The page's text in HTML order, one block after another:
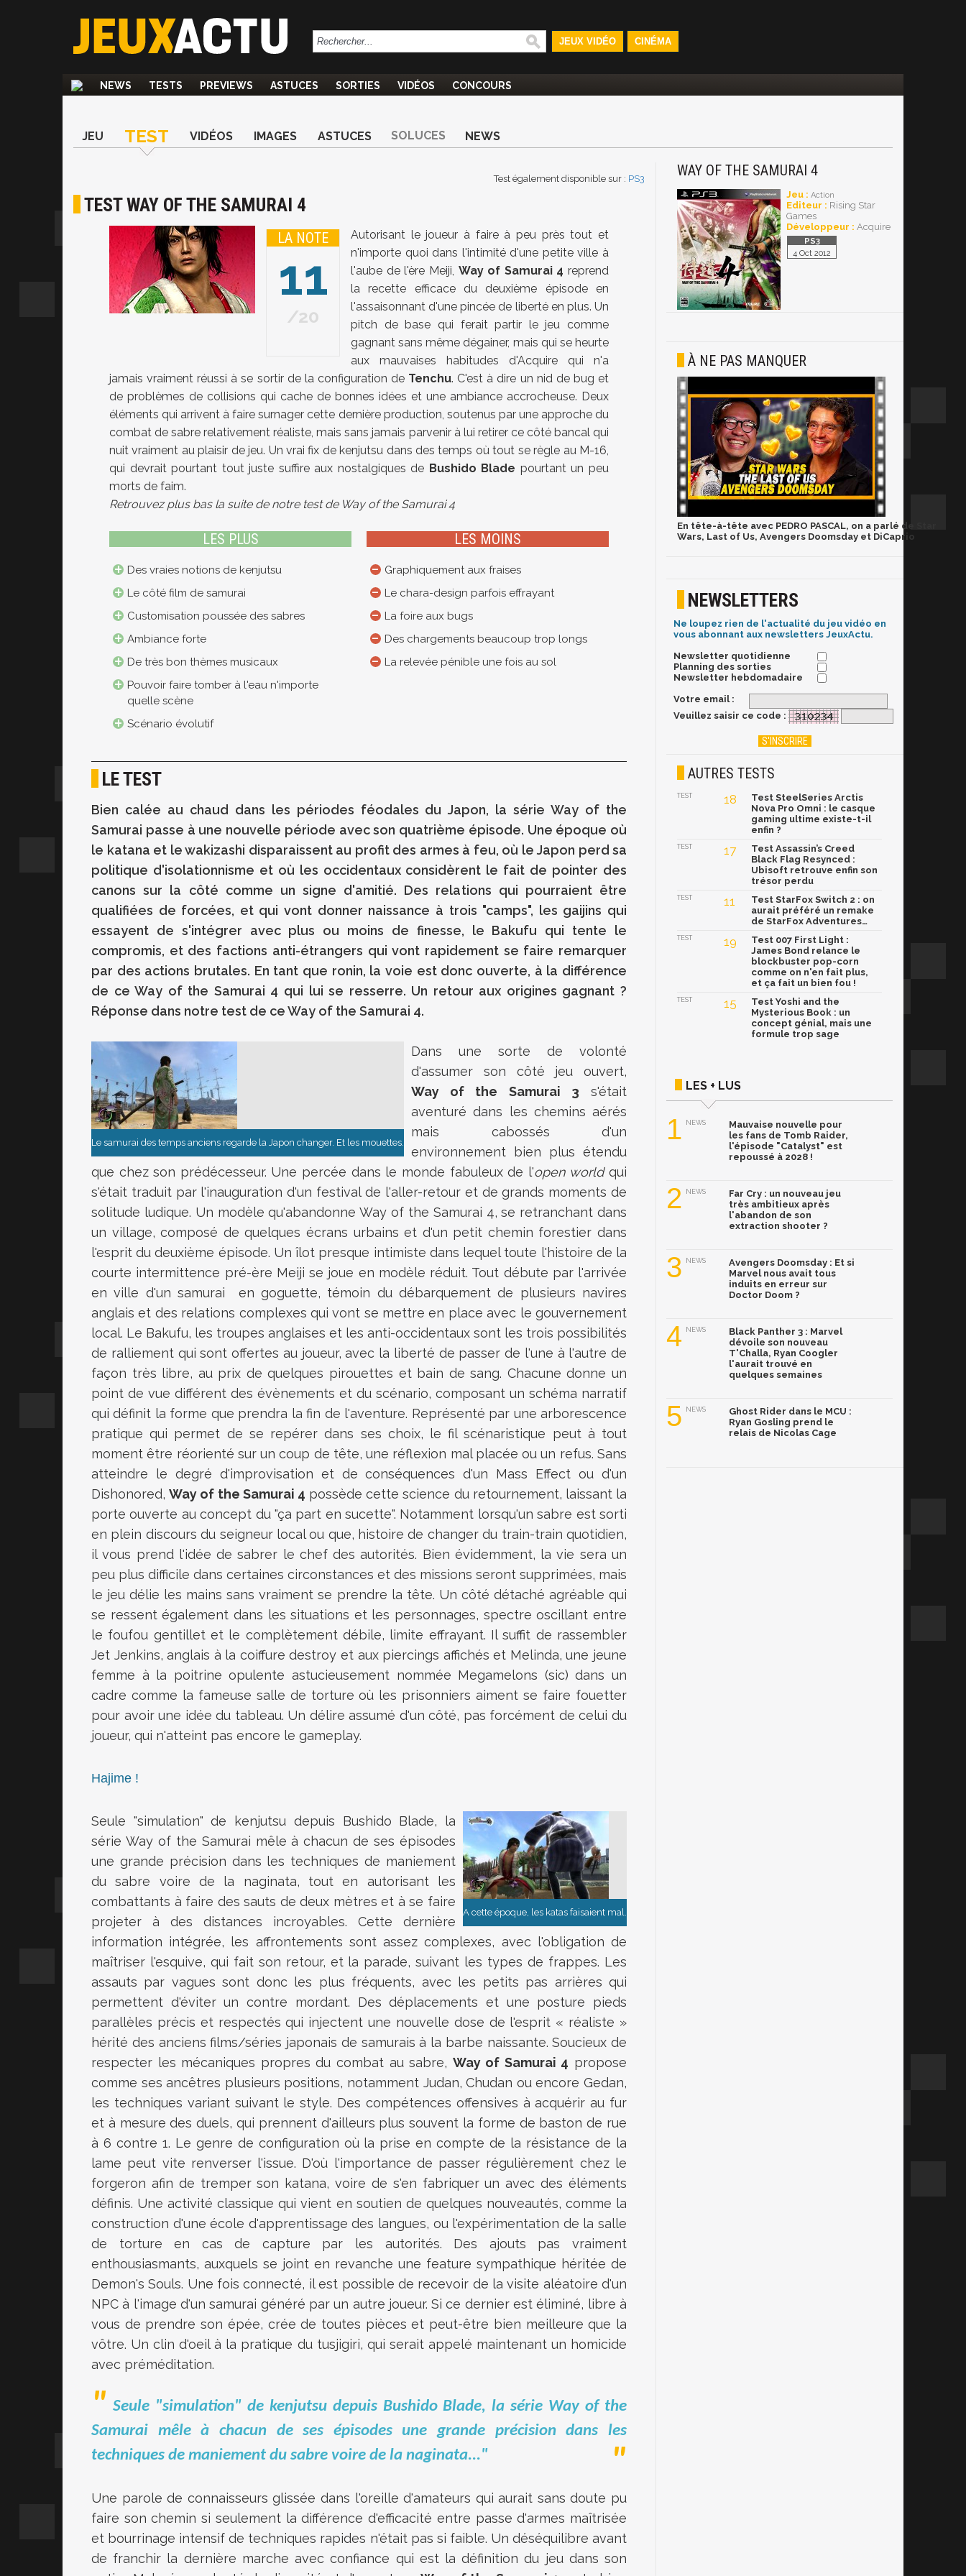
JEUX VIDÉO CINÉMA
NEWS TESTS PREVIEWS ASTUCES SORTIES VIDÉOS CONCOURS
JEU TEST VIDÉOS IMAGES ASTUCES SOLUCES NEWS
Test également disponible sur : PS3
TEST WAY OF THE SAMURAI 4
LA NOTE
11
20
Autorisant le joueur à faire à peu près tout et
n'importe quoi dans l'intimité d'une petite ville à
l'aube de l'ère Meiji, Way of Samurai 4 reprend
la recette efficace du deuxième épisode en
l'assaisonnant d'une pincée de liberté en plus. Un
pitch de base qui ferait partir le jeu comme
gagnant sans même dégainer, mais qui se heurte
aux mauvaises habitudes d'Acquire qui n'a
jamais vraiment réussi à se sortir de la configuration de Tenchu. C'est à dire un nid de bug et
de problèmes de collisions qui cache de bonnes idées et une ambiance accrocheuse. Deux
éléments qui arrivent à faire surnager cette dernière production, soutenus par une approche du
combat de sabre relativement réaliste, mais sans jamais parvenir à lui retirer ce côté bancal qui
nuit vraiment au plaisir de jeu. Un vrai fix de kenjutsu dans des temps où tout se règle au M-16,
qui devrait pourtant tout juste suffire aux nostalgiques de Bushido Blade pourtant un peu
morts de faim.
Retrouvez plus bas la suite de notre test de Way of the Samurai 4
LES PLUS
Des vraies notions de kenjutsu
Le côté film de samurai
Customisation poussée des sabres
Ambiance forte
De très bon thèmes musicaux
Pouvoir faire tomber à l'eau n'importe
quelle scène
Scénario évolutif
LES MOINS
Graphiquement aux fraises
Le chara-design parfois effrayant
La foire aux bugs
Des chargements beaucoup trop longs
La relevée pénible une fois au sol
LE TEST
Bien calée au chaud dans les périodes féodales du Japon, la série Way of the
Samurai passe à une nouvelle période avec son quatrième épisode. Une époque où
le katana et le wakizashi disparaissent au profit des armes à feu, où le Japon perd sa
politique d'isolationnisme et où les occidentaux considèrent le fait de pointer des
canons sur la côté comme un signe d'amitié. Des relations qui pourraient être
qualifiées de forcées, et qui vont donner naissance à trois "camps", les gaijins qui
essayent de s'intégrer avec plus ou moins de finesse, le Bakufu qui tente le
compromis, et des factions anti-étrangers qui vont rapidement se faire remarquer
par des actions brutales. En tant que ronin, la voie est donc ouverte, à la différence
de ce Way of the Samurai 4 qui lui se resserre. Un retour aux origines gagnant ?
Réponse dans notre test de ce Way of the Samurai 4.
Le samurai des temps anciens regarde la Japon changer. Et les mouettes.
Dans une sorte de volonté
d'assumer son côté jeu ouvert,
Way of the Samurai 3 s'était
aventuré dans les chemins aérés
mais cabossés d'un
environnement bien plus étendu
que chez son prédécesseur. Une percée dans le monde fabuleux de l'open worldqui
s'était traduit par l'inauguration d'un festival de l'aller-retour et de grands moments de
solitude ludique. Un modèle qu'abandonne Way of the Samurai 4, se retranchant dans
un village, composé de quelques écrans urbains et d'un petit chemin forestier dans
l'esprit du deuxième épisode. Un îlot presque intimiste dans lequel toute l'histoire de la
courte intermittence pré-ère Meiji se joue en modèle réduit. Tout débute par l'arrivée
en ville d'un samurai en goguette, témoin du débarquement de plusieurs navires
anglais et des relations complexes qui vont se mettre en place avec le gouvernement
local. Le Bakufu, les troupes anglaises et les anti-occidentaux sont les trois possibilités
de ralliement qui sont offertes au joueur, avec la liberté de passer de l'une à l'autre de
façon très libre, au prix de quelques pirouettes et bain de sang. Chacune donne un
point de vue différent des évènements et du scénario, composant un schéma narratif
qui définit la forme que prendra la fin de l'aventure. Représenté par une arborescence
pratique qui permet de se repérer dans ses choix, le fil scénaristique peut à tout
moment être réorienté sur un coup de tête, une réflexion mal placée ou un refus. Sans
atteindre le degré d'improvisation et de conséquences d'un Mass Effect ou d'un
Dishonored,Way of the Samurai 4 possède cette science du retournement, laissant la
porte ouverte au concept du "ça part en sucette". Notamment lorsqu'un sabre est sorti
en plein discours du seigneur local ou que, histoire de changer du train-train quotidien,
il vous prend l'idée de sabrer le chef des autorités. Bien évidemment, la vie sera un
peu plus difficile dans certaines circonstances et des missions seront supprimées, mais
le jeu délie les mains sans vraiment se prendre la tête. Un côté détaché agréable qui
se ressent également dans les situations et les personnages, spectre oscillant entre
le foufou gentillet et le complètement débile, limite effrayant. Il suffit de rassembler
Jet Jenkins, anglais à la coiffure destroy et aux piercings affichés et Melinda, une jeune
femme à la poitrine opulente astucieusement nommée Megamelons (sic) dans un
cadre comme la fameuse salle de torture où les prisonniers aiment se faire fouetter
pour avoir une idée du tableau. Un délire assumé d'un côté, pas forcément de celui du
joueur, qui n'atteint pas encore le gameplay.
Hajime !
A cette époque, les katas faisaient mal.
Seule "simulation" de kenjutsu depuis Bushido Blade, la
série Way of the Samurai mêle à chacun de ses épisodes
une grande précision dans les techniques de maniement
du sabre voire de la naginata, tout en autorisant les
combattants à faire des sauts de deux mètres et à se faire
projeter à des distances incroyables. Cette dernière
information intégrée, les affrontements sont assez complexes, avec l'obligation de
maîtriser l'esquive, qui fait son retour, et la parade, suivant les types de frappes. Les
assauts par vagues sont donc les plus fréquents, avec les petits pas arrières qui
permettent d'éviter un contre mordant. Des déplacements et une posture pieds
parallèles précis et respectés qui injectent une nouvelle dose de l'esprit « réaliste »
hérité des anciens films/séries japonais de samurais à la barbe naissante. Soucieux de
respecter les mécaniques propres du combat au sabre, Way of Samurai 4 propose
comme ses ancêtres plusieurs positions, notamment Judan, Chudan ou encore Gedan,
les techniques variant suivant le style. Des compétences offensives à acquérir au fur
et à mesure des duels, qui prennent d'ailleurs plus souvent la forme de baston de rue
à 6 contre 1. Le genre de configuration où la prise en compte de la résistance de la
lame peut vite renverser l'issue. D'où l'importance de passer régulièrement chez le
forgeron afin de tremper son katana, voire de s'en fabriquer un avec des éléments
définis. Une activité classique qui vient en soutien de quelques nouveautés, comme la
construction d'une école d'apprentissage des langues, ou l'expérimentation de la salle
de torture en cas de capture par les autorités. Des ajouts pas vraiment
enthousiasmants, auxquels se joint en revanche une feature sympathique héritée de
Demon's Souls. Une fois connecté, il est possible de recevoir de la visite aléatoire d'un
NPC à l'image d'un samurai généré par un autre joueur. Si ce dernier est éliminé, libre à
vous de prendre son épée, crée de toutes pièces et peut-être bien meilleure que la
vôtre. Un clin d'oeil à la pratique du tusjigiri, qui serait appelé maintenant un homicide
avec préméditation.
Seule "simulation" de kenjutsu depuis Bushido Blade, la série Way of the
Samurai mêle à chacun de ses épisodes une grande précision dans les
techniques de maniement du sabre voire de la naginata..."
Une parole de connaisseurs glissée dans l'oreille d'amateurs qui aurait sans doute pu
faire son chemin si seulement la différence d'efficacité entre passe d'armes maîtrisée
et bourrinage intensif de techniques rapides n'était pas si faible. Un déséquilibre avant
de franchir la dernière marche avec confiance qui est la définition du jeu dans son
WAY OF THE SAMURAI 4
Jeu : Action
Editeur : Rising Star
Games
Développeur : Acquire
4 Oct 2012
À NE PAS MANQUER
En tête-à-tête avec PEDRO PASCAL, on a parlé de Star
Wars, Last of Us, Avengers Doomsday et DiCaprio
NEWSLETTERS
Ne loupez rien de l'actualité du jeu vidéo en
vous abonnant aux newsletters JeuxActu.
Newsletter quotidienne
Planning des sorties
Newsletter hebdomadaire
Votre email :
Veuillez saisir ce code :
AUTRES TESTS
TEST 18
Test SteelSeries Arctis
Nova Pro Omni : le casque
gaming ultime existe-t-il
enfin ?
TEST 17
Test Assassin’s Creed
Black Flag Resynced :
Ubisoft retrouve enfin son
trésor perdu
TEST 11
Test StarFox Switch 2 : on
aurait préféré un remake
de StarFox Adventures…
TEST 19
Test 007 First Light :
James Bond relance le
blockbuster pop-corn
comme on n'en fait plus,
et ça fait un bien fou !
TEST 15
Test Yoshi and the
Mysterious Book : un
concept génial, mais une
formule trop sage
LES + LUS
1 NEWS
Mauvaise nouvelle pour
les fans de Tomb Raider,
l'épisode "Catalyst" est
repoussé à 2028 !
2 NEWS
Far Cry : un nouveau jeu
très ambitieux après
l'abandon de son
extraction shooter ?
3 NEWS
Avengers Doomsday : Et si
Marvel nous avait tous
induits en erreur sur
Doctor Doom ?
4 NEWS
Black Panther 3 : Marvel
dévoile son nouveau
T'Challa, Ryan Coogler
l'aurait trouvé en
quelques semaines
5 NEWS
Ghost Rider dans le MCU :
Ryan Gosling prend le
relais de Nicolas Cage